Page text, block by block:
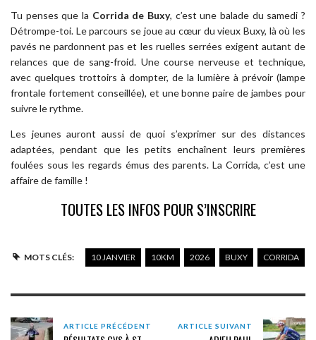
Tu penses que la Corrida de Buxy, c’est une balade du samedi ?
Détrompe-toi. Le parcours se joue au cœur du vieux Buxy, là où les
pavés ne pardonnent pas et les ruelles serrées exigent autant de
relances que de sang-froid. Une course nerveuse et technique,
avec quelques trottoirs à dompter, de la lumière à prévoir (lampe
frontale fortement conseillée), et une bonne paire de jambes pour
suivre le rythme.
Les jeunes auront aussi de quoi s’exprimer sur des distances
adaptées, pendant que les petits enchaînent leurs premières
foulées sous les regards émus des parents. La Corrida, c’est une
affaire de famille !
TOUTES LES INFOS POUR S’INSCRIRE
MOTS CLÉS: 10 JANVIER 10KM 2026 BUXY CORRIDA
ARTICLE PRÉCÉDENT ARTICLE SUIVANT